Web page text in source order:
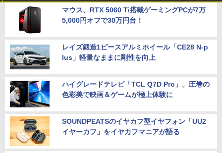
マウス、RTX 5060 Ti搭載ゲーミングPCが7万
5,000円オフで30万円台！
レイズ鍛造1ピースアルミホイール「CE28 N-p
lus」軽量なままに剛性を向上
ハイグレードテレビ「TCL Q7D Pro」。圧巻の
色彩美で映画＆ゲームが極上体験に
SOUNDPEATSのイヤカフ型イヤフォン「UU2
イヤーカフ」をイヤカフマニアが語る